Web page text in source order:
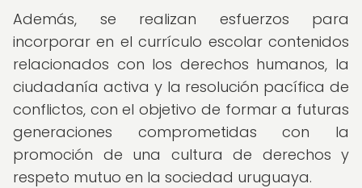
Además, se realizan esfuerzos para
incorporar en el currículo escolar contenidos
relacionados con los derechos humanos, la
ciudadanía activa y la resolución pacífica de
conflictos, con el objetivo de formar a futuras
generaciones comprometidas con la
promoción de una cultura de derechos y
respeto mutuo en la sociedad uruguaya.